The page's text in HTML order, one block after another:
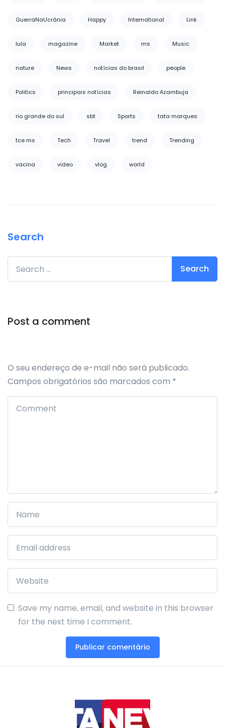
GuerraNaUcrânia Happy International Link
lula magazine Market ms Music
nature News notícias do brasil people
Politics principais notícias Reinaldo Azambuja
rio grande do sul sbt Sports tata marques
tce ms Tech Travel trend Trending
vacina video vlog world
Search
Search for:
Post a comment
O seu endereço de e-mail não será publicado.
Campos obrigatórios são marcados com *
Save my name, email, and website in this browser
for the next time I comment.